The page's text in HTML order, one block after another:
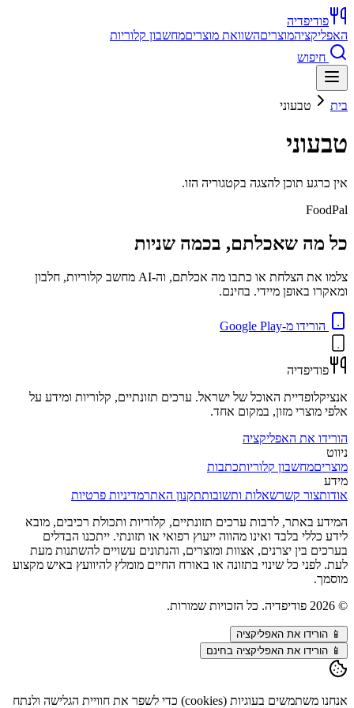
פודיפדיה
האפליקציהמוצריםהשוואת מוצריםמחשבון קלוריות
חיפוש
בית טבעוני
טבעוני
אין כרגע תוכן להצגה בקטגוריה הזו.
FoodPal
כל מה שאכלתם, בכמה שניות
צלמו את הצלחת או כתבו מה אכלתם, וה-AI מחשב קלוריות, חלבון
ומאקרו באופן מיידי. בחינם.
הורידו מ-Google Play
פודיפדיה
אנציקלופדיית האוכל של ישראל. ערכים תזונתיים, קלוריות ומידע על
אלפי מוצרי מזון, במקום אחד.
הורידו את האפליקציה
ניווט
מוצריםמחשבון קלוריותכתבות
מידע
אודותצור קשרשאלות ותשובותתקנון האתרמדיניות פרטיות
המידע באתר, לרבות ערכים תזונתיים, קלוריות ותכולת רכיבים, מובא
לידע כללי בלבד ואינו מהווה ייעוץ רפואי או תזונתי. ייתכנו הבדלים
בערכים בין יצרנים, אצוות ומוצרים, והנתונים עשויים להשתנות מעת
לעת. לפני כל שינוי בתזונה או באורח החיים מומלץ להיוועץ באיש מקצוע
מוסמך.
©
2026 פודיפדיה. כל הזכויות שמורות.
📱 הורידו את האפליקציה
📱 הורידו את האפליקציה בחינם
אנחנו משתמשים בעוגיות (cookies) כדי לשפר את חוויית הגלישה ולנתח